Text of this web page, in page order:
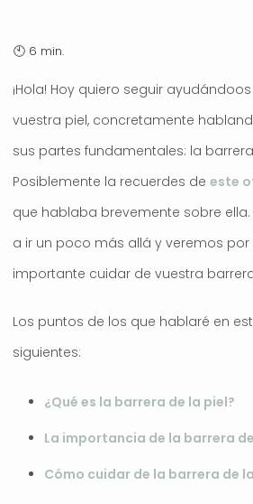
¡Hola! Hoy quiero seguir
vuestra piel, concretamente
sus partes fundamentales: la
Posiblemente la recuerdes de este
que hablaba brevemente sobre
a ir un poco más allá y veremos por
importante cuidar de vuestra
Los puntos de los que hablaré en
siguientes:
¿Qué es la barrera de la piel?
La importancia de la barrera
Cómo cuidar de la barrera de